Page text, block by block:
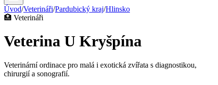
Úvod/Veterináři/Pardubický kraj/Hlinsko
🏥 Veterináři
Veterina U Kryšpína
Veterinární ordinace pro malá i exotická zvířata s diagnostikou,
chirurgií a sonografií.